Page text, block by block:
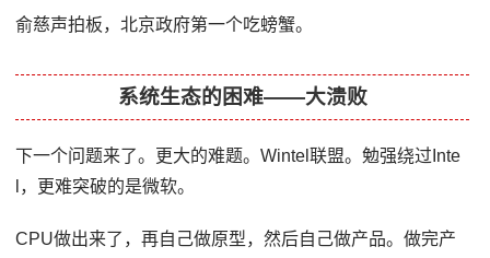
俞慈声拍板，北京政府第一个吃螃蟹。
系统生态的困难——大溃败
下一个问题来了。更大的难题。Wintel联盟。勉强绕过Inte
l，更难突破的是微软。
CPU做出来了，再自己做原型，然后自己做产品。做完产